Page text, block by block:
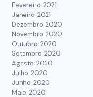
Fevereiro 2021
Janeiro 2021
Dezembro 2020
Novembro 2020
Outubro 2020
Setembro 2020
Agosto 2020
Julho 2020
Junho 2020
Maio 2020